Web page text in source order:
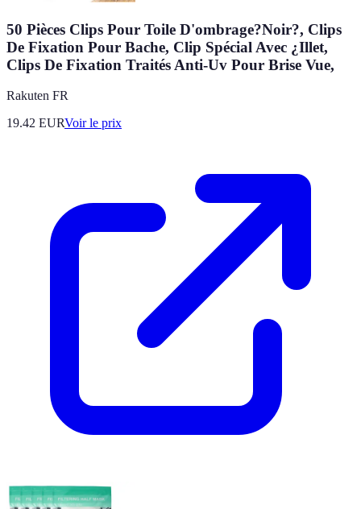
50 Pièces Clips Pour Toile D'ombrage?Noir?, Clips
De Fixation Pour Bache, Clip Spécial Avec ¿Illet,
Clips De Fixation Traités Anti-Uv Pour Brise Vue,
Rakuten FR
19.42 EURVoir le prix